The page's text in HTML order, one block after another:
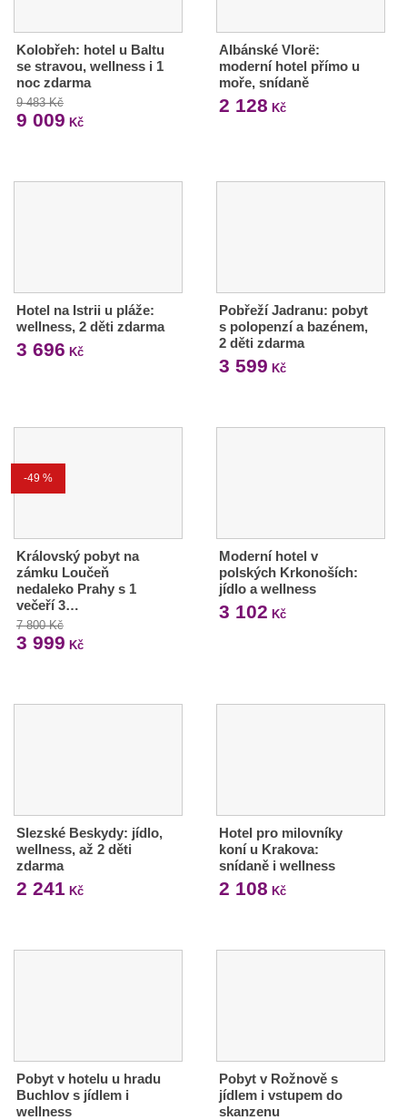
Kolobřeh: hotel u Baltu
se stravou, wellness i 1
noc zdarma
9 483 Kč
9 009 Kč
Albánské Vlorë:
moderní hotel přímo u
moře, snídaně
2 128 Kč
Hotel na Istrii u pláže:
wellness, 2 děti zdarma
3 696 Kč
Pobřeží Jadranu: pobyt
s polopenzí a bazénem,
2 děti zdarma
3 599 Kč
-49 %
Královský pobyt na
zámku Loučeň
nedaleko Prahy s 1
večeří 3…
7 800 Kč
3 999 Kč
Moderní hotel v
polských Krkonoších:
jídlo a wellness
3 102 Kč
Slezské Beskydy: jídlo,
wellness, až 2 děti
zdarma
2 241 Kč
Hotel pro milovníky
koní u Krakova:
snídaně i wellness
2 108 Kč
Pobyt v hotelu u hradu
Buchlov s jídlem i
wellness
Pobyt v Rožnově s
jídlem i vstupem do
skanzenu